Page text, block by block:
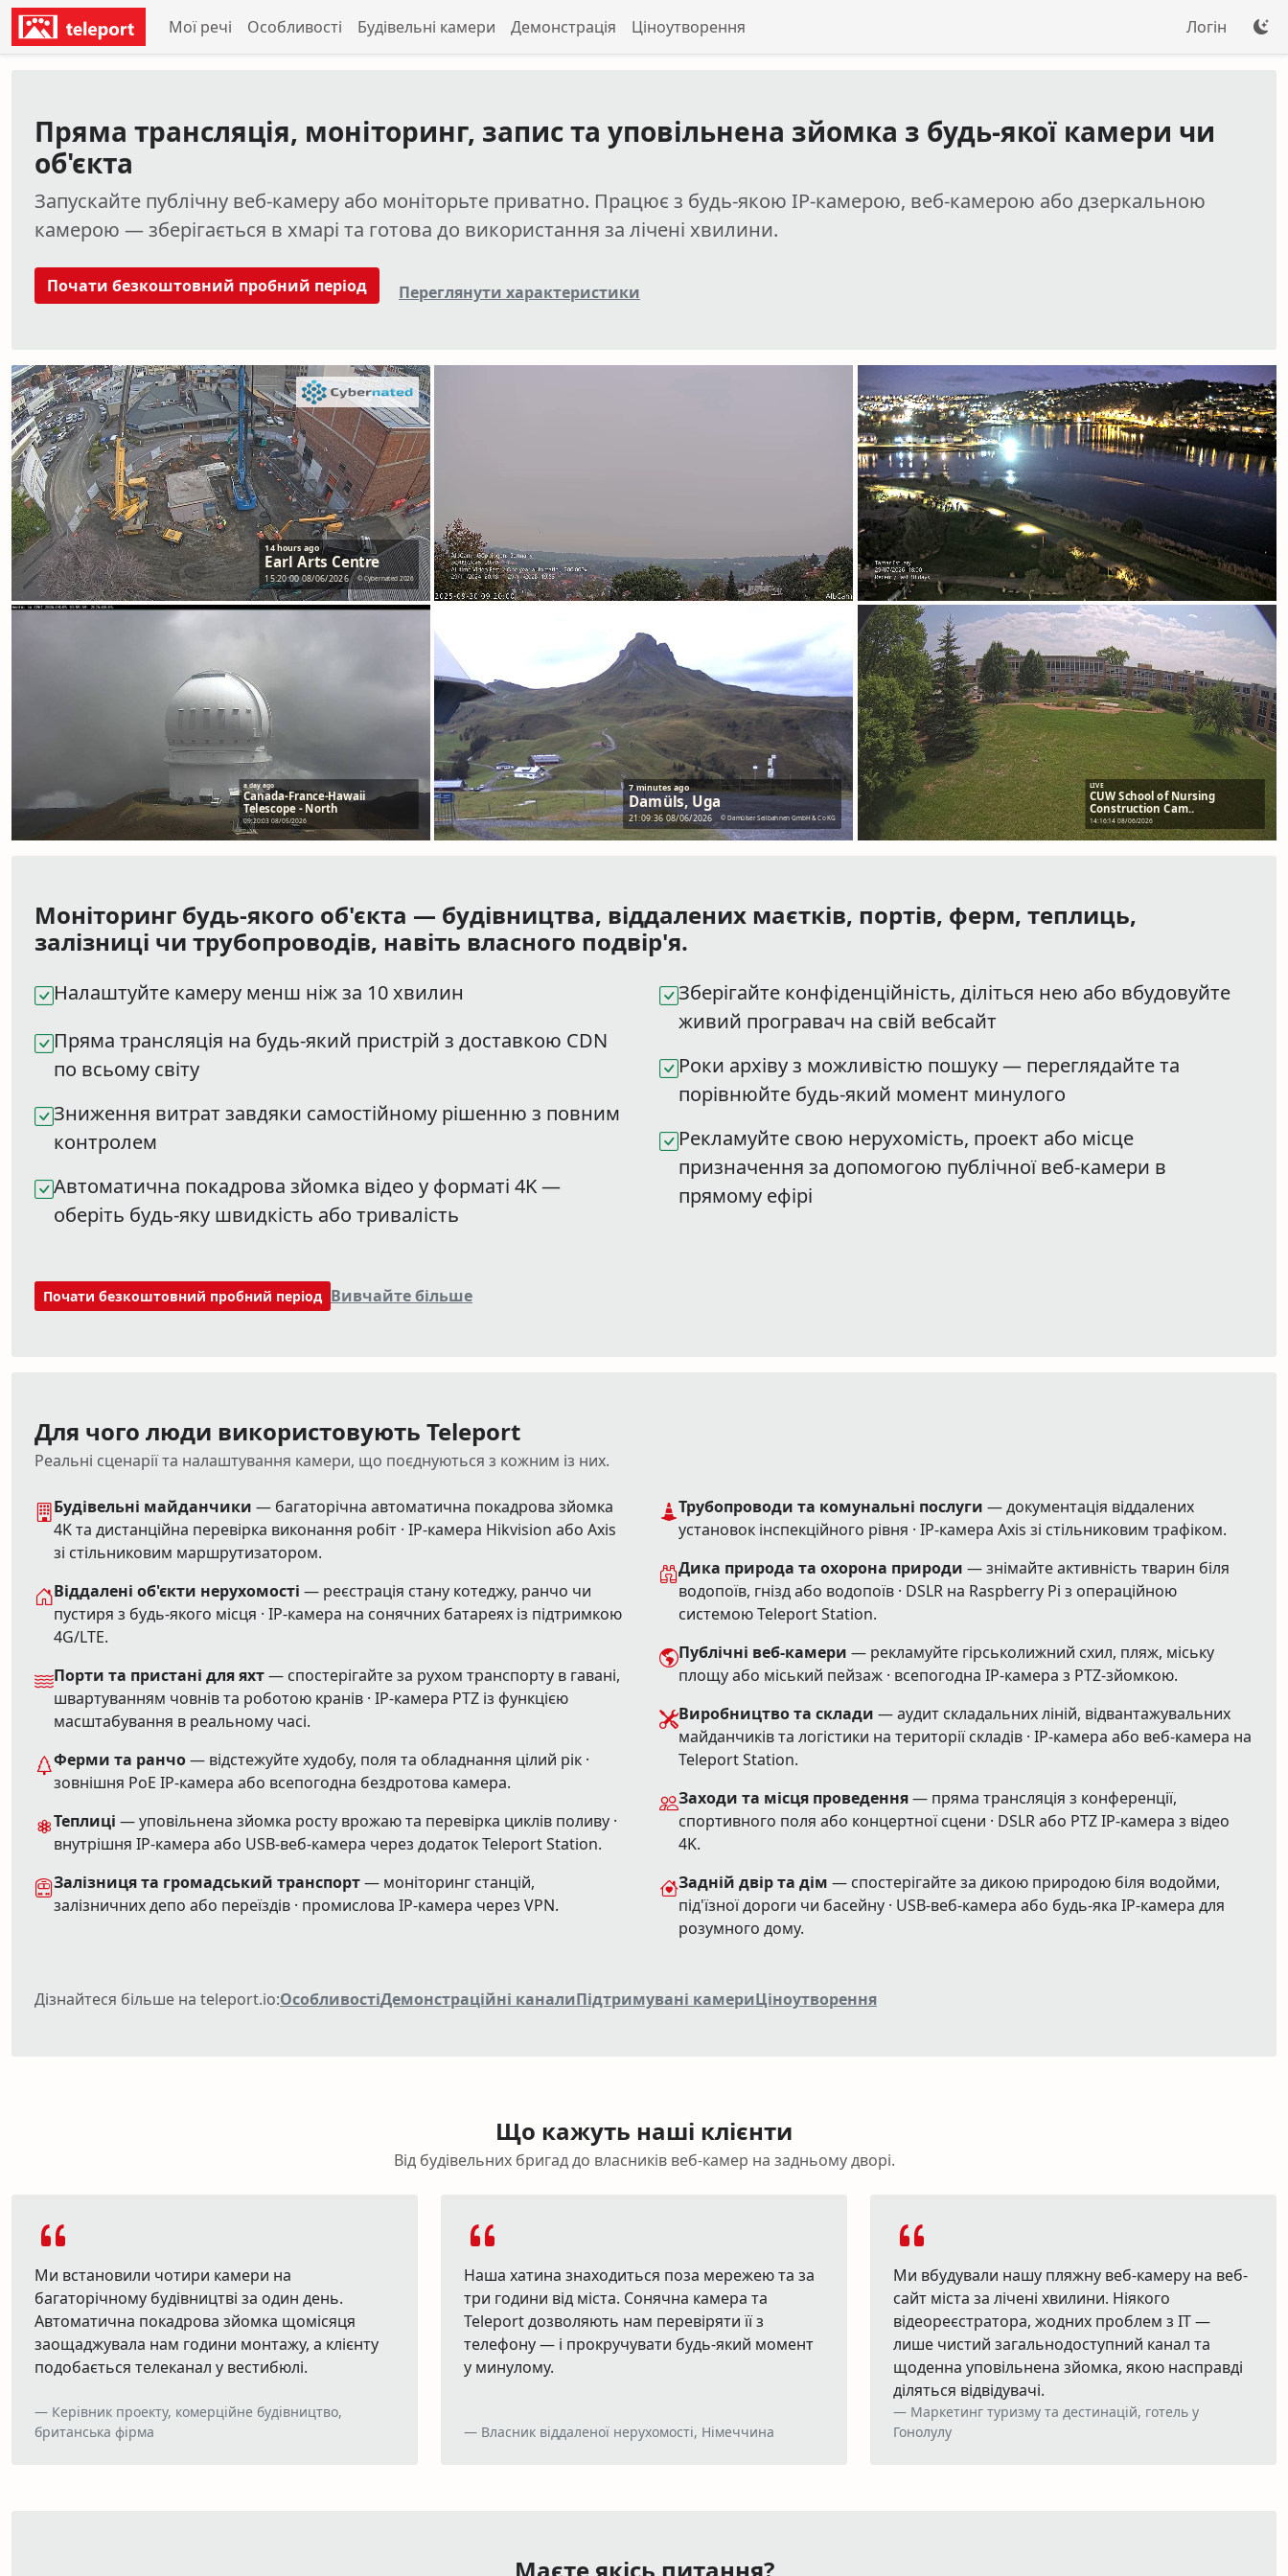
Мої речі Особливості Будівельні камери Демонстрація Ціноутворення Логін
Пряма трансляція, моніторинг, запис та уповільнена зйомка з будь-якої камери чи
об'єкта
Запускайте публічну веб-камеру або моніторьте приватно. Працює з будь-якою IP-камерою, веб-камерою або дзеркальною
камерою — зберігається в хмарі та готова до використання за лічені хвилини.
Почати безкоштовний пробний період Переглянути характеристики
Моніторинг будь-якого об'єкта — будівництва, віддалених маєтків, портів, ферм, теплиць,
залізниці чи трубопроводів, навіть власного подвір'я.
Налаштуйте камеру менш ніж за 10 хвилин
Пряма трансляція на будь-який пристрій з доставкою CDN
по всьому світу
Зниження витрат завдяки самостійному рішенню з повним
контролем
Автоматична покадрова зйомка відео у форматі 4K —
оберіть будь-яку швидкість або тривалість
Зберігайте конфіденційність, діліться нею або вбудовуйте
живий програвач на свій вебсайт
Роки архіву з можливістю пошуку — переглядайте та
порівнюйте будь-який момент минулого
Рекламуйте свою нерухомість, проект або місце
призначення за допомогою публічної веб-камери в
прямому ефірі
Почати безкоштовний пробний період Вивчайте більше
Для чого люди використовують Teleport
Реальні сценарії та налаштування камери, що поєднуються з кожним із них.
Будівельні майданчики — багаторічна автоматична покадрова зйомка
4K та дистанційна перевірка виконання робіт · IP-камера Hikvision або Axis
зі стільниковим маршрутизатором.
Віддалені об'єкти нерухомості — реєстрація стану котеджу, ранчо чи
пустиря з будь-якого місця · IP-камера на сонячних батареях із підтримкою
4G/LTE.
Порти та пристані для яхт— спостерігайте за рухом транспорту в гавані,
швартуванням човнів та роботою кранів · IP-камера PTZ із функцією
масштабування в реальному часі.
Ферми та ранчо— відстежуйте худобу, поля та обладнання цілий рік ·
зовнішня PoE IP-камера або всепогодна бездротова камера.
Теплиці — уповільнена зйомка росту врожаю та перевірка циклів поливу ·
внутрішня IP-камера або USB-веб-камера через додаток Teleport Station.
Залізниця та громадський транспорт— моніторинг станцій,
залізничних депо або переїздів · промислова IP-камера через VPN.
Трубопроводи та комунальні послуги — документація віддалених
установок інспекційного рівня · IP-камера Axis зі стільниковим трафіком.
Дика природа та охорона природи — знімайте активність тварин біля
водопоїв, гнізд або водопоїв · DSLR на Raspberry Pi з операційною
системою Teleport Station.
Публічні веб-камери — рекламуйте гірськолижний схил, пляж, міську
площу або міський пейзаж · всепогодна IP-камера з PTZ-зйомкою.
Виробництво та склади — аудит складальних ліній, відвантажувальних
майданчиків та логістики на території складів · IP-камера або веб-камера на
Teleport Station.
Заходи та місця проведення— пряма трансляція з конференції,
спортивного поля або концертної сцени · DSLR або PTZ IP-камера з відео
4K.
Задній двір та дім — спостерігайте за дикою природою біля водойми,
під'їзної дороги чи басейну · USB-веб-камера або будь-яка IP-камера для
розумного дому.
Дізнайтеся більше на teleport.io:ОсобливостіДемонстраційні каналиПідтримувані камериЦіноутворення
Що кажуть наші клієнти
Від будівельних бригад до власників веб-камер на задньому дворі.
Ми встановили чотири камери на
багаторічному будівництві за один день.
Автоматична покадрова зйомка щомісяця
заощаджувала нам години монтажу, а клієнту
подобається телеканал у вестибюлі.
Керівник проекту, комерційне будівництво,
британська фірма
Наша хатина знаходиться поза мережею та за
три години від міста. Сонячна камера та
Teleport дозволяють нам перевіряти її з
телефону — і прокручувати будь-який момент
у минулому.
Власник віддаленої нерухомості, Німеччина
Ми вбудували нашу пляжну веб-камеру на веб-
сайт міста за лічені хвилини. Ніякого
відеореєстратора, жодних проблем з ІТ —
лише чистий загальнодоступний канал та
щоденна уповільнена зйомка, якою насправді
діляться відвідувачі.
Маркетинг туризму та дестинацій, готель у
Гонолулу
Маєте якісь питання?